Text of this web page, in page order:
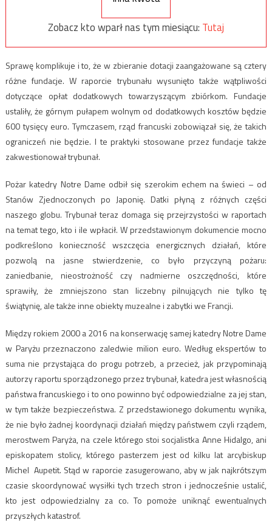
Zobacz kto wparł nas tym miesiącu: Tutaj
Sprawę komplikuje i to, że w zbieranie dotacji zaangażowane są cztery
różne fundacje. W raporcie trybunału wysunięto także wątpliwości
dotyczące opłat dodatkowych towarzyszącym zbiórkom. Fundacje
ustaliły, że górnym pułapem wolnym od dodatkowych kosztów będzie
600 tysięcy euro. Tymczasem, rząd francuski zobowiązał się, że takich
ograniczeń nie będzie. I te praktyki stosowane przez fundacje także
zakwestionował trybunał.
Pożar katedry Notre Dame odbił się szerokim echem na świeci – od
Stanów Zjednoczonych po Japonię. Datki płyną z różnych części
naszego globu. Trybunał teraz domaga się przejrzystości w raportach
na temat tego, kto i ile wpłacił. W przedstawionym dokumencie mocno
podkreślono konieczność wszczęcia energicznych działań, które
pozwolą na jasne stwierdzenie, co było przyczyną pożaru:
zaniedbanie, nieostrożność czy nadmierne oszczędności, które
sprawiły, że zmniejszono stan liczebny pilnujących nie tylko tę
świątynię, ale także inne obiekty muzealne i zabytki we Francji.
Między rokiem 2000 a 2016 na konserwację samej katedry Notre Dame
w Paryżu przeznaczono zaledwie milion euro. Według ekspertów to
suma nie przystająca do progu potrzeb, a przecież, jak przypominają
autorzy raportu sporządzonego przez trybunał, katedra jest własnością
państwa francuskiego i to ono powinno być odpowiedzialne za jej stan,
w tym także bezpieczeństwa. Z przedstawionego dokumentu wynika,
że nie było żadnej koordynacji działań między państwem czyli rządem,
merostwem Paryża, na czele którego stoi socjalistka Anne Hidalgo, ani
episkopatem stolicy, którego pasterzem jest od kilku lat arcybiskup
Michel Aupetit. Stąd w raporcie zasugerowano, aby w jak najkrótszym
czasie skoordynować wysiłki tych trzech stron i jednocześnie ustalić,
kto jest odpowiedzialny za co. To pomoże uniknąć ewentualnych
przyszłych katastrof.